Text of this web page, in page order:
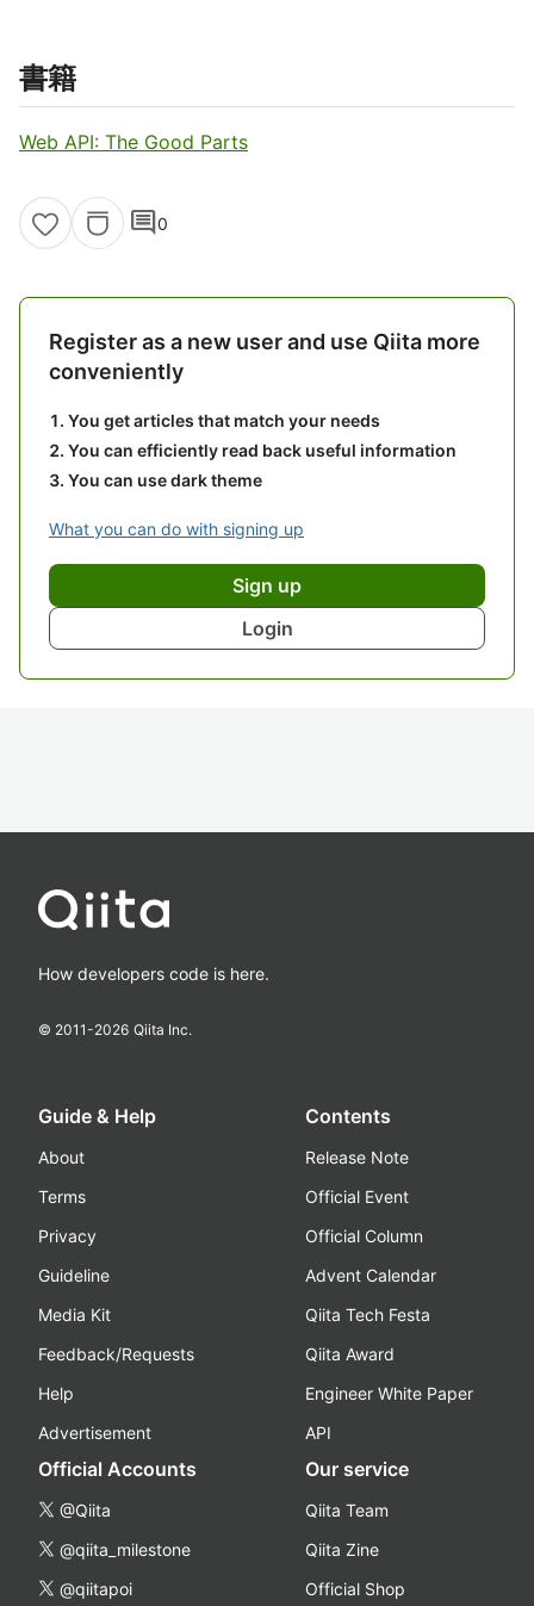
書籍
Web API: The Good Parts
comment0
Register as a new user and use Qiita more
conveniently
You get articles that match your needs
You can efficiently read back useful information
You can use dark theme
What you can do with signing up
Sign up
Login
How developers code is here.
© 2011-2026 Qiita Inc.
Guide & Help
About
Terms
Privacy
Guideline
Media Kit
Feedback/Requests
Help
Advertisement
Contents
Release Note
Official Event
Official Column
Advent Calendar
Qiita Tech Festa
Qiita Award
Engineer White Paper
API
Official Accounts
@Qiita
@qiita_milestone
@qiitapoi
Our service
Qiita Team
Qiita Zine
Official Shop